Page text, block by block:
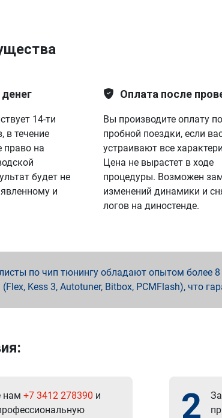
денег
14-ти
в течение
право на
будет не
и
Оплата после
Вы производите оплату
пробной поездки, если
устраивают все
Цена не вырастет в ходе
процедуры. Возможен
изменений динамики и
логов на диностенде.
по чип тюнингу обладают опытом более
Kess 3, Autotuner, Bitbox, PCMFlash), что
нам +7 3412 278390 и
2